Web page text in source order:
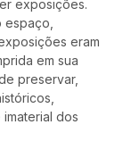
exposições.
eram
em sua
preservar,
dos